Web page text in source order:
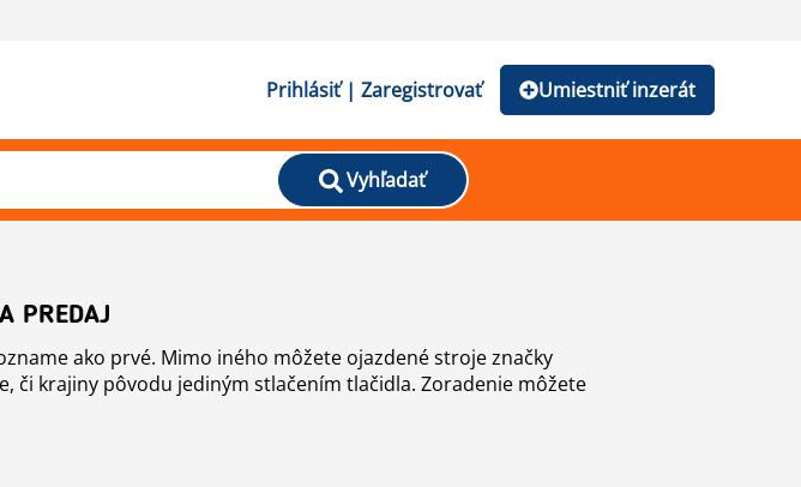
Prihlásiť | Zaregistrovať Umiestniť inzerát
Vyhľadať
PREDAJ
ako prvé. Mimo iného môžete ojazdené stroje značky
či krajiny pôvodu jediným stlačením tlačidla. Zoradenie môžete